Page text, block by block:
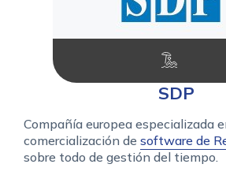
SDP
Compañía europea especializada
comercialización de software de
sobre todo de gestión del tiempo.